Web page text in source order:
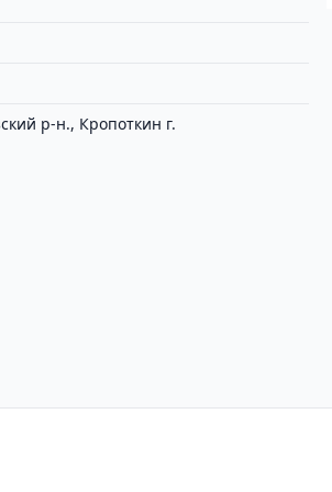
р-н., Кропоткин г.